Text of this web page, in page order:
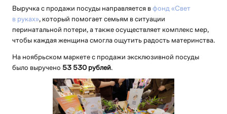
Выручка с продажи посуды направляется вфонд «Свет
в руках», который помогает семьям в ситуации
перинатальной потери, а также осуществляет комплекс мер,
чтобы каждая женщина смогла ощутить радость материнства.
На ноябрьском маркете с продажи эксклюзивной посуды
было выручено53 530 рублей.